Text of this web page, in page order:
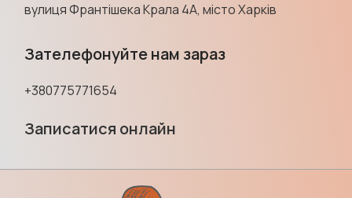
вулиця Франтішека Крала 4А, місто Харків
Зателефонуйте нам зараз
+380775771654
Записатися онлайн